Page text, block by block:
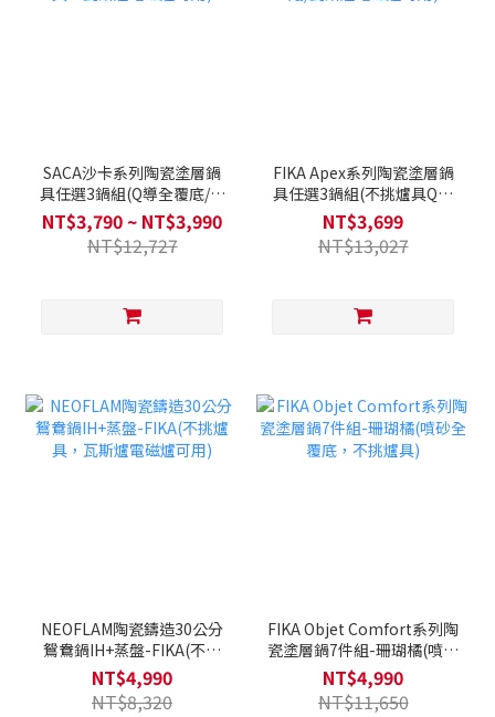
SACA沙卡系列陶瓷塗層鍋
具任選3鍋組(Q導全覆底/不
挑爐具，瓦斯爐電磁爐可用)
NT$3,790 ~ NT$3,990
NT$12,727
FIKA Apex系列陶瓷塗層鍋
具任選3鍋組(不挑爐具Q導
全覆底/瓦斯爐電磁爐可用)
NT$3,699
NT$13,027
NEOFLAM陶瓷鑄造30公分
鴛鴦鍋IH+蒸盤-FIKA(不挑
爐具，瓦斯爐電磁爐可用)
NT$4,990
NT$8,320
FIKA Objet Comfort系列陶
瓷塗層鍋7件組-珊瑚橘(噴砂
全覆底，不挑爐具)
NT$4,990
NT$11,650